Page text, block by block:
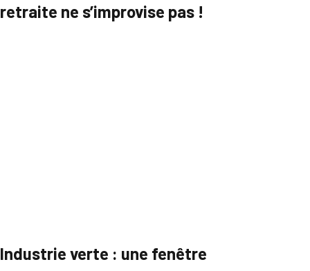
retraite ne s’improvise pas !
Industrie verte : une fenêtre